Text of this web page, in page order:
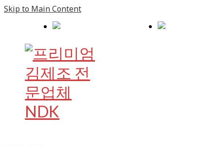
Skip to Main Content